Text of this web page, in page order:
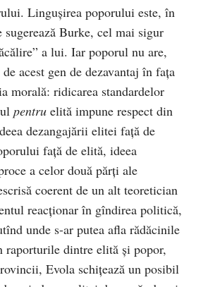
Linguşirea poporului este, în
sugerează Burke, cel mai sigur
a lui. Iar poporul nu are,
acest gen de dezavantaj în faţa
morală: ridicarea standardelor
pentru elită impune respect din
dezangajării elitei faţă de
faţă de elită, ideea
a celor două părţi ale
coerent de un alt teoretician
reacţionar în gîndirea politică,
unde s-ar putea afla rădăcinile
raporturile dintre elită şi popor,
Evola schiţează un posibil